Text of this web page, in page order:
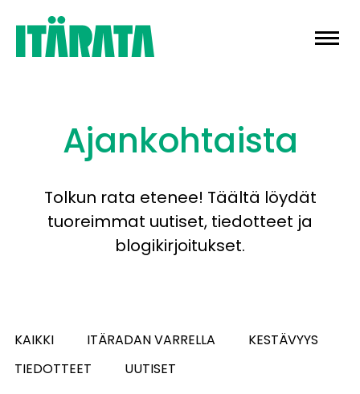
Skip
content
Ajankohtaista
Tolkun rata etenee! Täältä löydät
tuoreimmat uutiset, tiedotteet ja
blogikirjoitukset.
KAIKKI ITÄRADAN VARRELLA
KESTÄVYYS
TIEDOTTEET
UUTISET